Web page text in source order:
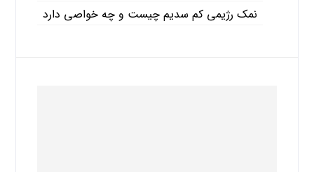
نمک رژیمی کم سدیم چیست و چه خواصی دارد